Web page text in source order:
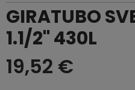
GIRATUBO
1.1/2" 430L
19,52 €